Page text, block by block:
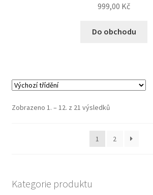
999,00 Kč
Do obchodu
Zobrazeno 1. – 12. z 21 výsledků
1 2
Kategorie produktu